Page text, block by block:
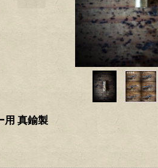
用 真鍮製